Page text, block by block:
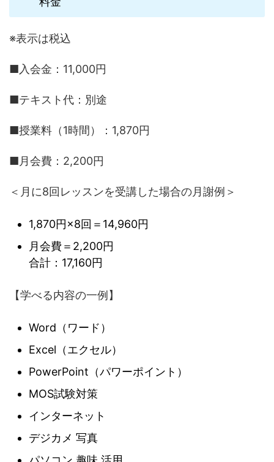
※表示は税込
■入会金：11,000円
■テキスト代：別途
■授業料（1時間）：1,870円
■月会費：2,200円
＜月に8回レッスンを受講した場合の月謝例＞
1,870円×8回＝14,960円
月会費＝2,200円
合計：17,160円
【学べる内容の一例】
Word（ワード）
Excel（エクセル）
PowerPoint（パワーポイント）
MOS試験対策
インターネット
デジカメ 写真